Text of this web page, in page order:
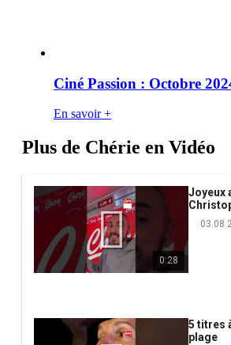
Ciné Passion : Octobre
En savoir +
Plus de Chérie en Vidéo
0:28
Joyeux
5 titres
plage